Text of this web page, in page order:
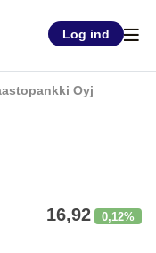
Log ind
Oyj
16,92 0,12%